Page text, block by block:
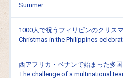
Summer
1000人で祝うフィリピンのクリス
Christmas in the Philippines
西アフリカ・ベナンで始まった多
The challenge of a multinational